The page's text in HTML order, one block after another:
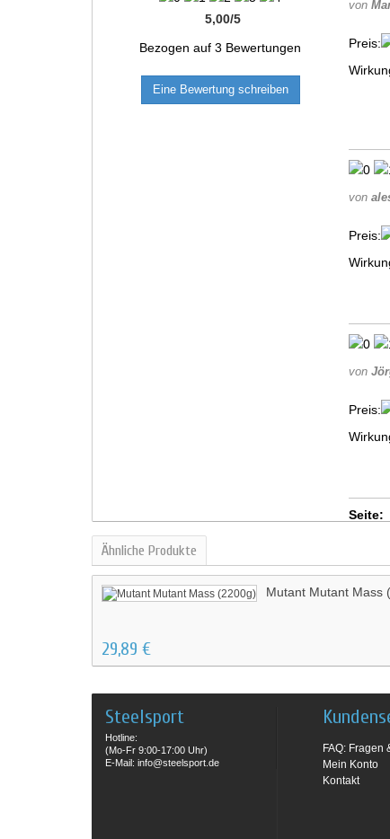
5,00/5
Bezogen auf3 Bewertungen
Eine Bewertung schreiben
von
Preis:
von
Preis:
von
Preis:
Seite:
Ähnliche Produkte
Mutant Mutant Mass
29,89 €
Steelsport
Hotline:
(Mo-Fr 9:00-17:00 Uhr)
E-Mail: info@steelsport.de
FAQ: Fragen
Mein Konto
Kontakt